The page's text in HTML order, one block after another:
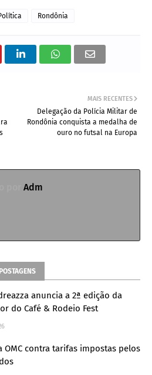
Rondônia
MAIS RECENTES
Delegação da Polícia Militar de
Rondônia conquista a medalha de
ouro no futsal na Europa
Adm
anuncia a 2ª edição da
do Café & Rodeio Fest
OMC contra tarifas impostas pelos